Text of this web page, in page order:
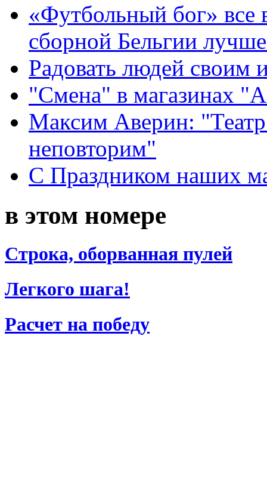
«Футбольный бог» все
сборной Бельгии
Радовать людей своим
"Смена" в магазинах
Максим Аверин:
неповторим"
С Праздником наших
в этом номере
Строка, оборванная пулей
Легкого шага!
Расчет на победу